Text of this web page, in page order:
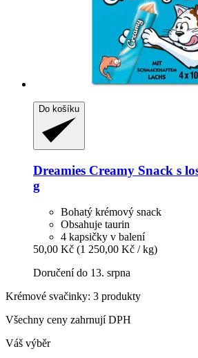
Do košíku
Dreamies Creamy Snack s
g
Bohatý krémový snack
Obsahuje taurin
4 kapsičky v balení
50,00 Kč (1 250,00 Kč / kg)
Doručení do 13. srpna
Krémové svačinky: 3 produkty
Všechny ceny zahrnují DPH
Váš výběr